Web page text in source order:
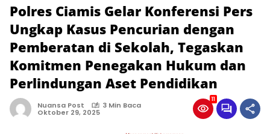
Polres Ciamis Gelar Konferensi Pers
Ungkap Kasus Pencurian dengan
Pemberatan di Sekolah, Tegaskan
Komitmen Penegakan Hukum dan
Perlindungan Aset Pendidikan
Nuansa Post 3 Min Baca
Oktober 29, 2025
11